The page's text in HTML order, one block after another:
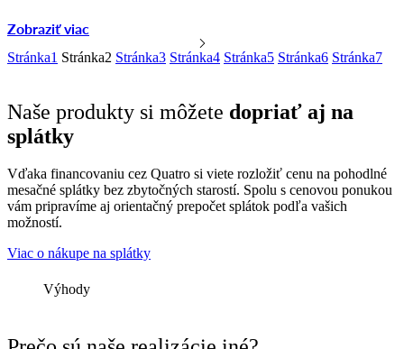
Zobraziť viac
Stránka1 Stránka2 Stránka3 Stránka4 Stránka5 Stránka6 Stránka7
Naše produkty si môžete dopriať aj na
splátky
Vďaka financovaniu cez Quatro si viete rozložiť cenu na pohodlné
mesačné splátky bez zbytočných starostí. Spolu s cenovou ponukou
vám pripravíme aj orientačný prepočet splátok podľa vašich
možností.
Viac o nákupe na splátky
Výhody